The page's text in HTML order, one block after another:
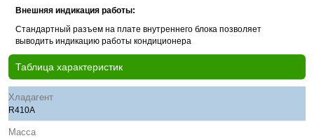
Внешняя индикация работы:
Стандартный разъем на плате внутреннего блока позволяет
выводить индикацию работы кондиционера
Таблица характеристик
Хладагент
R410A
Масса